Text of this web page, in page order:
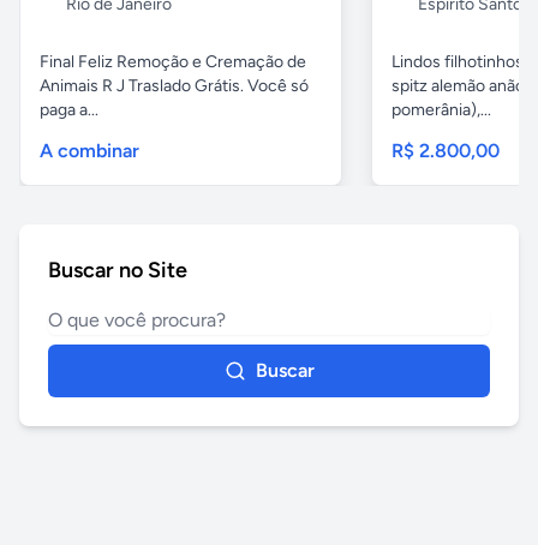
Final Feliz Remoção e Cremação de
Animais R J Traslado Grátis. Você só
paga a...
A combinar
Lindos filhotinhos
spitz alemão anão
pomerânia),...
R$ 2.800,00
Buscar no Site
Buscar